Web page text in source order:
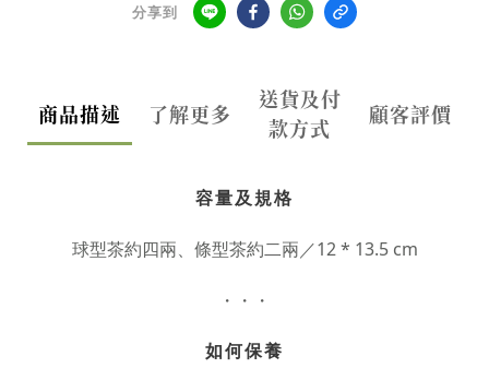
分享到
商品描述 了解更多
送貨及付
款方式
顧客評價
容量及規格
球型茶約四兩、條型茶約二兩／12 * 13.5 cm
・・・
如何保養